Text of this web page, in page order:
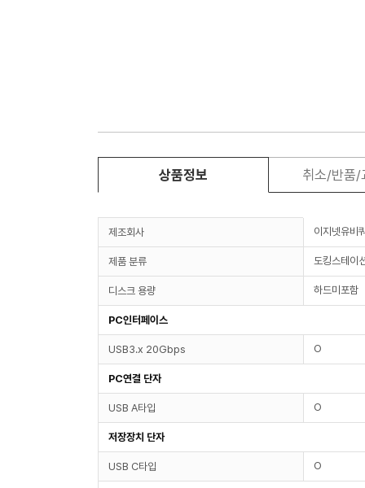
상품정보 취소/반품/
제조회사 이지넷유비
제품 분류 도킹스테이
디스크 용량 하드미포함
PC인터페이스
USB3.x 20Gbps O
PC연결 단자
USB A타입 O
저장장치 단자
USB C타입 O